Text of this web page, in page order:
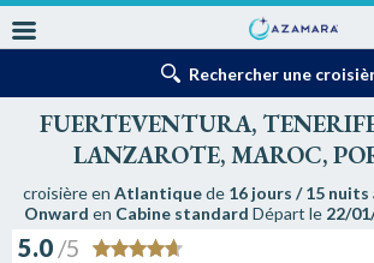
Rechercher une
FUERTEVENTURA,
LANZAROTE, MAROC,
croisière en Atlantiquede 16 jours / 15 nuits
Onward en Cabine standard Départ le 22/
5.0 /5